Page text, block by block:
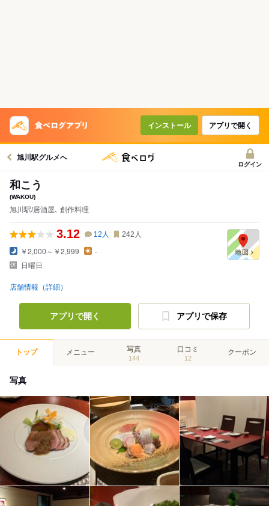
インストール アプリで開く
旭川駅グルメへ
ログイン
和こう
(WAKOU)
旭川駅/居酒屋､ 創作料理
3.12 12 人 242 人
￥2,000～￥2,999
-
日曜日
店舗情報（詳細）
アプリで開く アプリで保存
トップ メニュー 写真
144
口コミ
12
クーポン
写真